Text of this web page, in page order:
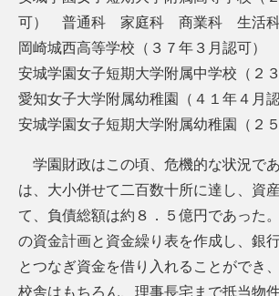
可） 普通科 家庭科 商業科 生活
岡崎城西高等学校（３７年３月認可）
安城学園女子短期大学附属中学校（２
愛知女子大学附属幼稚園（４１年４月認
安城学園女子短期大学附属幼稚園（２
学園財政はこの頃、危機的な状況で
は、大小併せて二百数十所に達し、資
て、負債総額は約８．５億円であった
の資金計画と資金繰り表を作成し、銀
とつなぎ資金を借り入れることができ
校舎はもちろん、理事長宅まで抵当物